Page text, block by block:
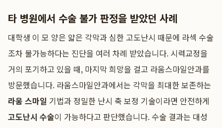
타 병원에서 수술 불가 판정을 받았던 사례
대학생 이 모 양은 얇은 각막과 심한 고도난시 때문에 라섹 수술
조차 불가능하다는 진단을 여러 차례 받았습니다. 시력교정을
거의 포기하고 있을 때, 마지막 희망을 걸고 라움스마일안과를
방문했습니다. 라움스마일안과에서는 각막을 최대한 보존하는
라움 스마일 기법과 정밀한 난시 축 보정 기술이라면 안전하게
고도난시 수술이 가능하다고 판단했습니다. 수술 결과는 대성